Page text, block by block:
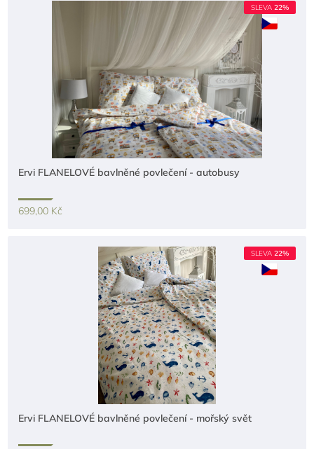
SLEVA 22%
Ervi FLANELOVÉ bavlněné povlečení - autobusy
699,00 Kč
SLEVA 22%
Ervi FLANELOVÉ bavlněné povlečení - mořský svět